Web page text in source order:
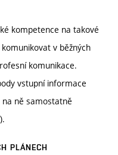
kompetence na takové
v běžných
komunikace.
vstupní informace
ně samostatně
PLÁNECH